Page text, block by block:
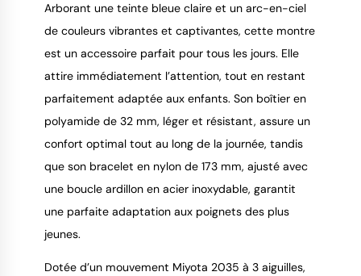
Arborant une teinte bleue claire et un arc-en-ciel
de couleurs vibrantes et captivantes, cette montre
est un accessoire parfait pour tous les jours. Elle
attire immédiatement l’attention, tout en restant
parfaitement adaptée aux enfants. Son boîtier en
polyamide de 32 mm, léger et résistant, assure un
confort optimal tout au long de la journée, tandis
que son bracelet en nylon de 173 mm, ajusté avec
une boucle ardillon en acier inoxydable, garantit
une parfaite adaptation aux poignets des plus
jeunes.
Dotée d’un mouvement Miyota 2035 à 3 aiguilles,